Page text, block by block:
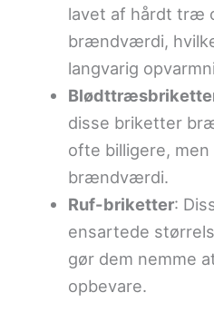
lavet af hårdt træ
brændværdi,
langvarig
disse briketter
ofte billigere, men
brændværdi.
Ruf-briketter:
ensartede
gør dem nemme
opbevare.